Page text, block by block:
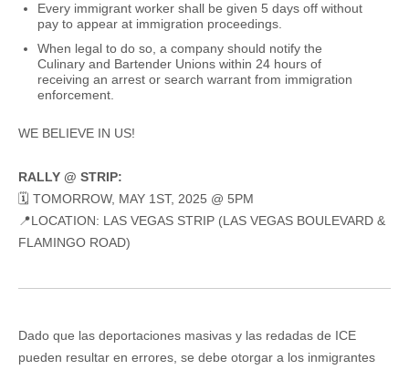
Every immigrant worker shall be given 5 days off without
pay to appear at immigration proceedings.
When legal to do so, a company should notify the
Culinary and Bartender Unions within 24 hours of
receiving an arrest or search warrant from immigration
enforcement.
WE BELIEVE IN US!
RALLY @ STRIP:
🗓️ TOMORROW, MAY 1ST, 2025 @ 5PM
📍LOCATION: LAS VEGAS STRIP (LAS VEGAS BOULEVARD &
FLAMINGO ROAD)
Dado que las deportaciones masivas y las redadas de ICE
pueden resultar en errores, se debe otorgar a los inmigrantes